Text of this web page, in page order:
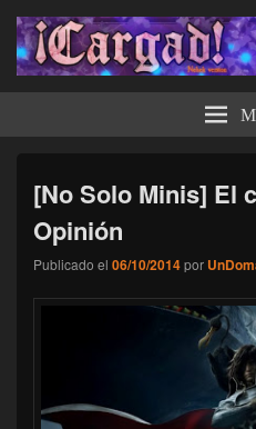
¡Cargad!
[No Solo Minis] El
Opinión
Publicado el 06/10/2014por